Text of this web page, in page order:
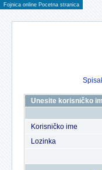
Fojnica online Pocetna stranica
Unesite korisničko
Korisničko ime
Lozinka